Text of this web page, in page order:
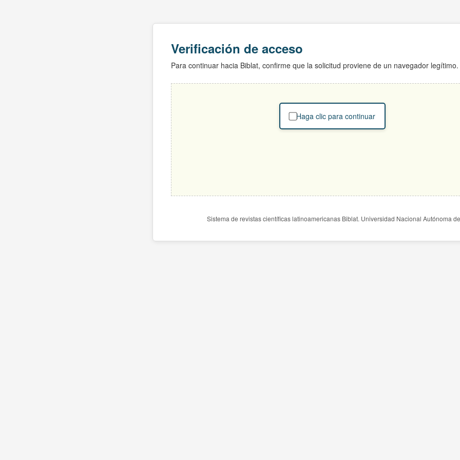
Verificación de acceso
Para continuar hacia Biblat, confirme que la solicitud proviene de un navegador legítimo.
Haga clic para continuar
Sistema de revistas científicas latinoamericanas Biblat. Universidad Nacional Autónoma